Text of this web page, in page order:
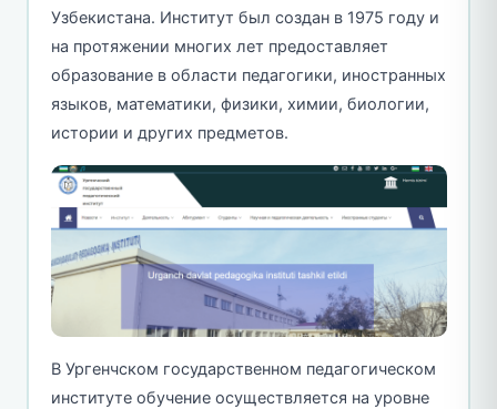
Узбекистана. Институт был создан в 1975 году и
на протяжении многих лет предоставляет
образование в области педагогики, иностранных
языков, математики, физики, химии, биологии,
истории и других предметов.
В Ургенчском государственном педагогическом
институте обучение осуществляется на уровне